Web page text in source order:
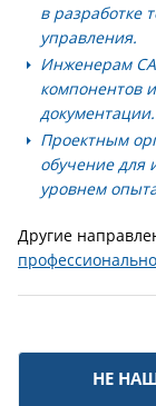
в разработке
управления.
Инженерам
компонентов
документации.
Проектным
обучение для
уровнем
Другие
НЕ